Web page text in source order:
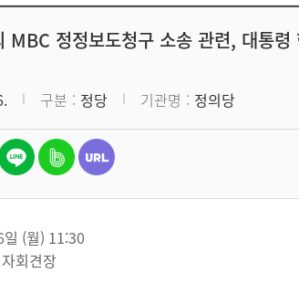
MBC 정정보도청구 소송 관련, 대통
구분 정당 기관명 정의당
(월) 11:30
회견장